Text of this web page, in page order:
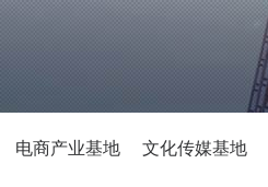
电商产业基地 文化传媒基地